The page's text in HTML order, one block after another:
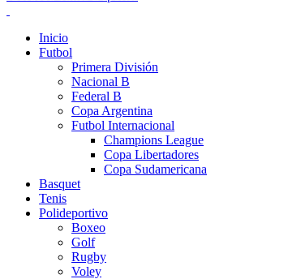
Inicio
Futbol
Primera División
Nacional B
Federal B
Copa Argentina
Futbol Internacional
Champions League
Copa Libertadores
Copa Sudamericana
Basquet
Tenis
Polideportivo
Boxeo
Golf
Rugby
Voley